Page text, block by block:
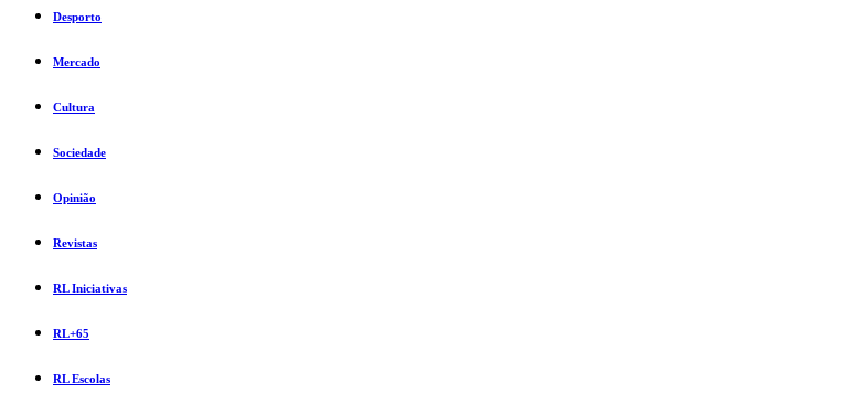
Desporto
Mercado
Cultura
Sociedade
Opinião
Revistas
RL Iniciativas
RL+65
RL Escolas